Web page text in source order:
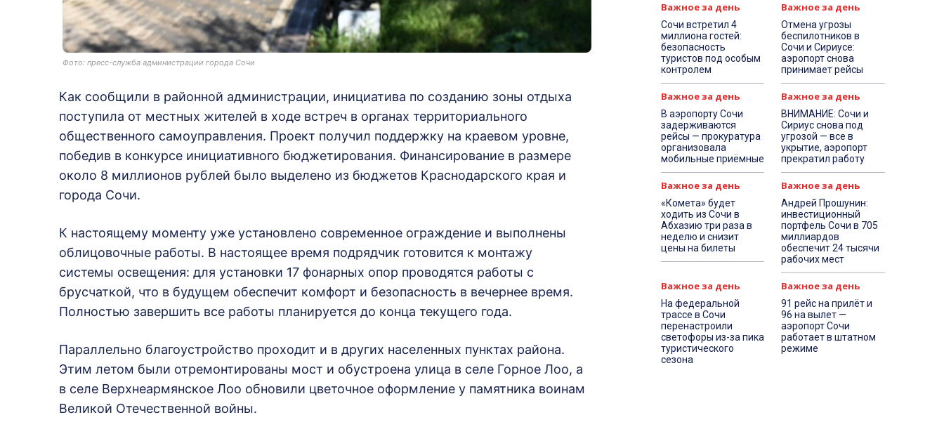
Фото: пресс-служба администрации города Сочи
Как сообщили в районной администрации, инициатива по созданию зоны отдыха
поступила от местных жителей в ходе встреч в органах территориального
общественного самоуправления. Проект получил поддержку на краевом уровне,
победив в конкурсе инициативного бюджетирования. Финансирование в размере
около 8 миллионов рублей было выделено из бюджетов Краснодарского края и
города Сочи.
К настоящему моменту уже установлено современное ограждение и выполнены
облицовочные работы. В настоящее время подрядчик готовится к монтажу
системы освещения: для установки 17 фонарных опор проводятся работы с
брусчаткой, что в будущем обеспечит комфорт и безопасность в вечернее время.
Полностью завершить все работы планируется до конца текущего года.
Параллельно благоустройство проходит и в других населенных пунктах района.
Этим летом были отремонтированы мост и обустроена улица в селе Горное Лоо, а
в селе Верхнеармянское Лоо обновили цветочное оформление у памятника воинам
Великой Отечественной войны.
Важное за день
Сочи встретил 4
миллиона гостей:
безопасность
туристов под особым
контролем
Важное за день
Отмена угрозы
беспилотников в
Сочи и Сириусе:
аэропорт снова
принимает рейсы
Важное за день
В аэропорту Сочи
задерживаются
рейсы — прокуратура
организовала
мобильные приёмные
Важное за день
ВНИМАНИЕ: Сочи и
Сириус снова под
угрозой — все в
укрытие, аэропорт
прекратил работу
Важное за день
«Комета» будет
ходить из Сочи в
Абхазию три раза в
неделю и снизит
цены на билеты
Важное за день
Андрей Прошунин:
инвестиционный
портфель Сочи в 705
миллиардов
обеспечит 24 тысячи
рабочих мест
Важное за день
На федеральной
трассе в Сочи
перенастроили
светофоры из-за пика
туристического
сезона
Важное за день
91 рейс на прилёт и
96 на вылет —
аэропорт Сочи
работает в штатном
режиме